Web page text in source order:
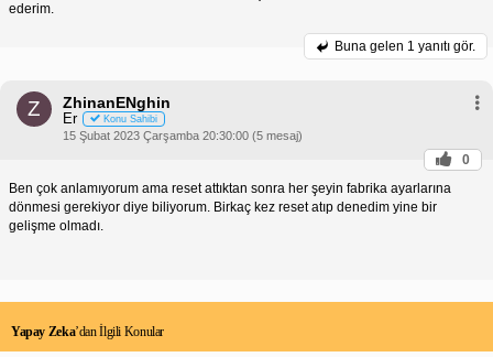
ederim.
Buna gelen 1 yanıtı gör.
Z ZhinanENghin
Er Konu Sahibi
15 Şubat 2023 Çarşamba 20:30:00 (5 mesaj)
0
Ben çok anlamıyorum ama reset attıktan sonra her şeyin fabrika ayarlarına
dönmesi gerekiyor diye biliyorum. Birkaç kez reset atıp denedim yine bir
gelişme olmadı.
Yapay Zeka’dan İlgili Konular